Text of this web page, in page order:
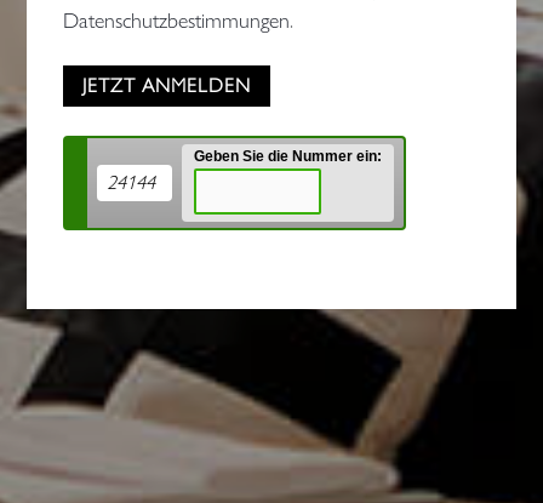
Datenschutzbestimmungen.
24144
Geben Sie die Nummer ein: